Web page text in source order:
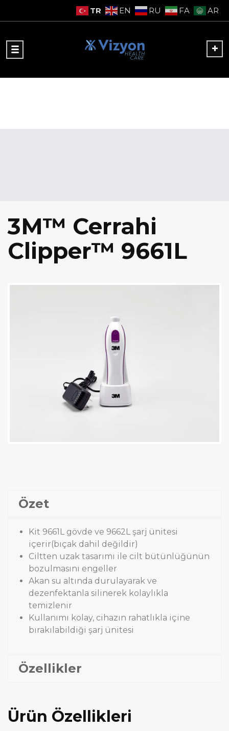
TR EN RU FA AR
3M™ Cerrahi
Clipper™ 9661L
Özet
Kit 9661L gövde ve 9662L şarj ünitesi
içerir(bıçak dahil değildir)
Ciltten uzak tasarımı ile cilt bütünlüğünün
bozulmasını engeller
Akan su altında durulayarak ve
dezenfektanla silinerek kolaylıkla
temizlenir
Kullanımı kolay, cihazın rahatlıkla içine
bırakılabildiği şarj ünitesi
Özellikler
Ürün Özellikleri